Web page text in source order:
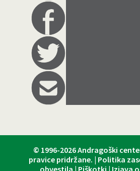
© 1996-2026Andragoški
pravice pridržane. | Politika
obvestila | Piškotki | Izjava